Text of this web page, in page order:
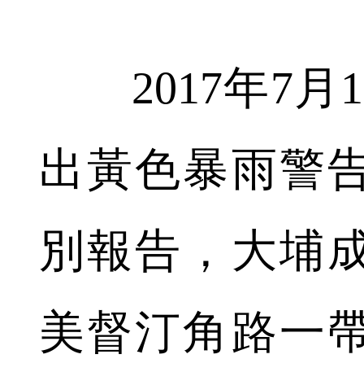
2017年7月
出黃色暴雨警
別報告，大埔
美督汀角路一